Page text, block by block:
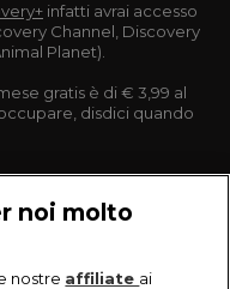
infatti avrai accesso
Channel, Discovery
Planet).
gratis è di € 3,99 al
disdici quando
noi molto
nostre affiliate ai